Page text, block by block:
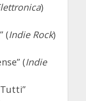
)
(Indie Rock)
(Indie